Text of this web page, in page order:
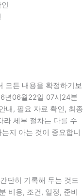
모든 내용을 확정하기보
년06월22일 07시24분
내, 필요 자료 확인, 최종
라 세부 절차는 다를 수
지 아는 것이 중요합니
단히 기록해 두는 것도
비용, 조건, 일정, 준비